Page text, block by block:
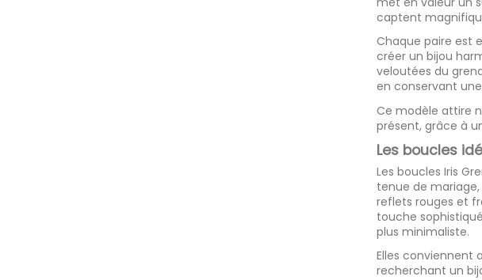
captent
Chaque paire est
créer un bijou
veloutées du
en conservant
Ce modèle attire
présent, grâce à
Les boucles
Les boucles Iris
tenue de
reflets rouges et
touche
plus minimaliste.
Elles conviennent
recherchant un